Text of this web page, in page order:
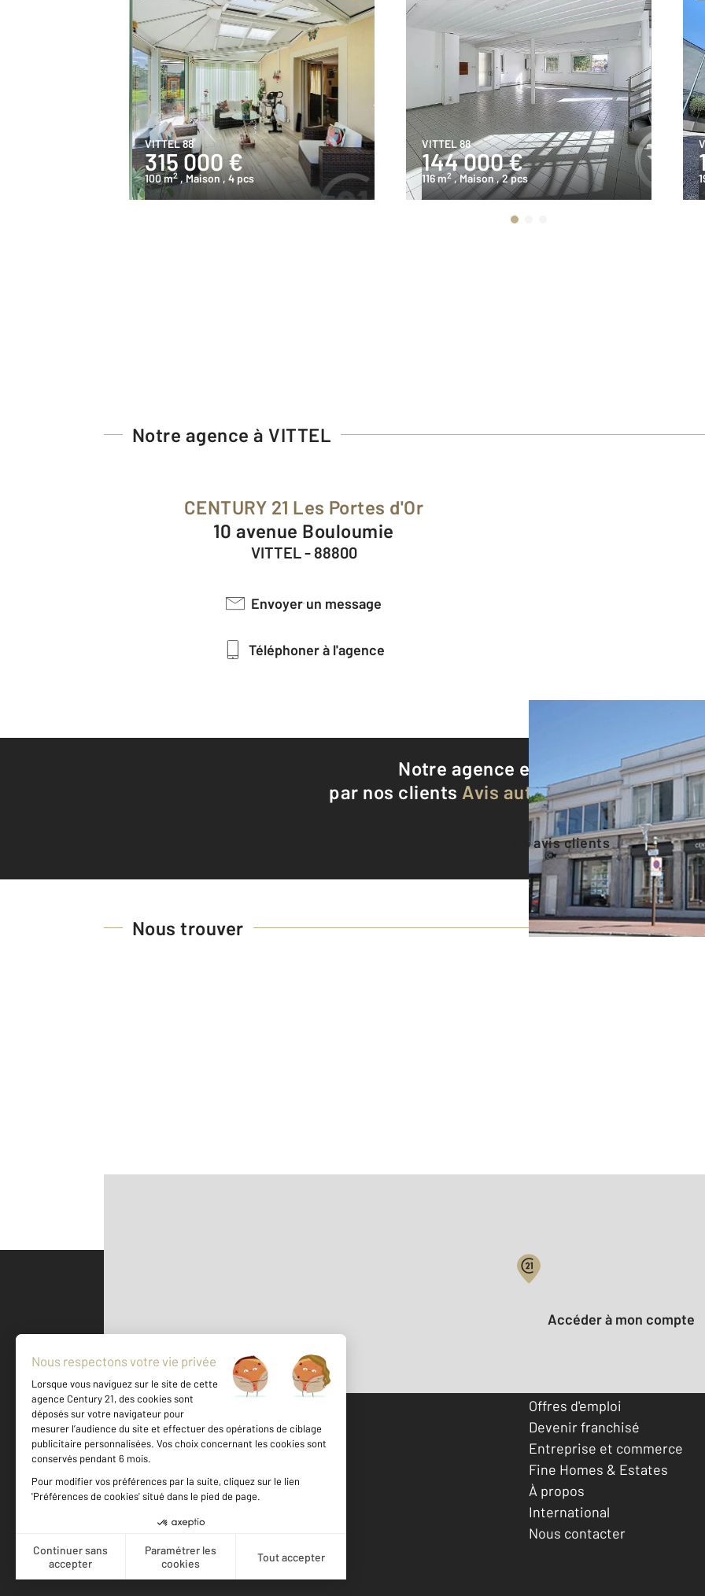
VITTEL 88
315 000 €
100 m2 , Maison , 4 pcs
VITTEL 88
144 000 €
116 m2 , Maison, 2 pcs
Notre agence à VITTEL
CENTURY 21 Les Portes d'Or
10 avenue Bouloumie
VITTEL - 88800
Envoyer un message
Téléphoner à l'agence
Notre agence est notée8,6/10
par nos clients Avis authentifiés par
Voir tous les avis clients
Nous trouver
500 m ©Mappy
Votre compte :
Accéder à mon compte
Votre agence est notée
Achat
Location
Offres d'emploi
Devenir franchisé
Entreprise et commerce
Fine Homes & Estates
À propos
International
Nous contacter